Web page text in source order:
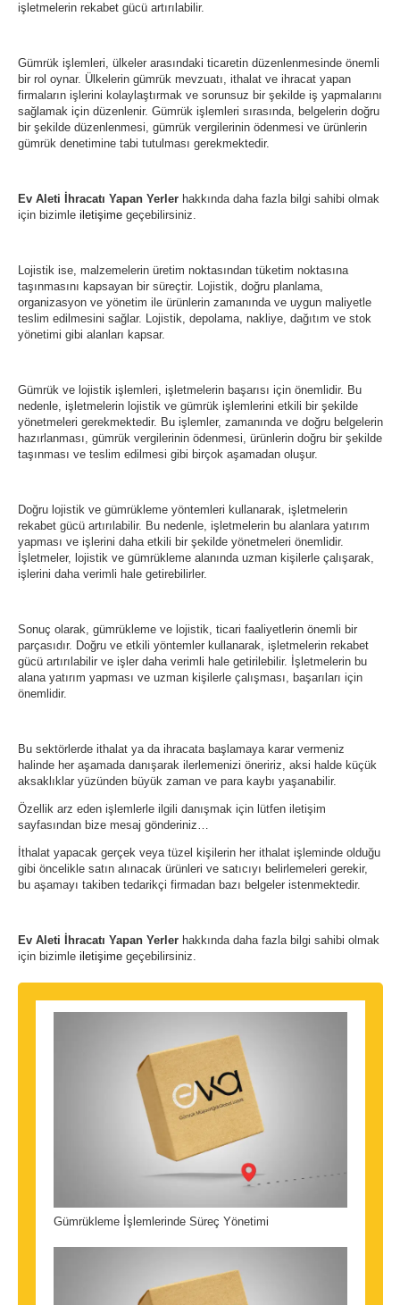
işletmelerin rekabet gücü artırılabilir.
Gümrük işlemleri, ülkeler arasındaki ticaretin düzenlenmesinde önemli
bir rol oynar. Ülkelerin gümrük mevzuatı, ithalat ve ihracat yapan
firmaların işlerini kolaylaştırmak ve sorunsuz bir şekilde iş yapmalarını
sağlamak için düzenlenir. Gümrük işlemleri sırasında, belgelerin doğru
bir şekilde düzenlenmesi, gümrük vergilerinin ödenmesi ve ürünlerin
gümrük denetimine tabi tutulması gerekmektedir.
Ev Aleti İhracatı Yapan Yerler hakkında daha fazla bilgi sahibi olmak
için bizimle iletişimegeçebilirsiniz.
Lojistik ise, malzemelerin üretim noktasından tüketim noktasına
taşınmasını kapsayan bir süreçtir. Lojistik, doğru planlama,
organizasyon ve yönetim ile ürünlerin zamanında ve uygun maliyetle
teslim edilmesini sağlar. Lojistik, depolama, nakliye, dağıtım ve stok
yönetimi gibi alanları kapsar.
Gümrük ve lojistik işlemleri, işletmelerin başarısı için önemlidir. Bu
nedenle, işletmelerin lojistik ve gümrük işlemlerini etkili bir şekilde
yönetmeleri gerekmektedir. Bu işlemler, zamanında ve doğru belgelerin
hazırlanması, gümrük vergilerinin ödenmesi, ürünlerin doğru bir şekilde
taşınması ve teslim edilmesi gibi birçok aşamadan oluşur.
Doğru lojistik ve gümrükleme yöntemleri kullanarak, işletmelerin
rekabet gücü artırılabilir. Bu nedenle, işletmelerin bu alanlara yatırım
yapması ve işlerini daha etkili bir şekilde yönetmeleri önemlidir.
İşletmeler, lojistik ve gümrükleme alanında uzman kişilerle çalışarak,
işlerini daha verimli hale getirebilirler.
Sonuç olarak, gümrükleme ve lojistik, ticari faaliyetlerin önemli bir
parçasıdır. Doğru ve etkili yöntemler kullanarak, işletmelerin rekabet
gücü artırılabilir ve işler daha verimli hale getirilebilir. İşletmelerin bu
alana yatırım yapması ve uzman kişilerle çalışması, başarıları için
önemlidir.
Bu sektörlerde ithalat ya da ihracata başlamaya karar vermeniz
halinde her aşamada danışarak ilerlemenizi öneririz, aksi halde küçük
aksaklıklar yüzünden büyük zaman ve para kaybı yaşanabilir.
Özellik arz eden işlemlerle ilgili danışmak için lütfen iletişim
sayfasından bize mesaj gönderiniz…
İthalat yapacak gerçek veya tüzel kişilerin her ithalat işleminde olduğu
gibi öncelikle satın alınacak ürünleri ve satıcıyı belirlemeleri gerekir,
bu aşamayı takiben tedarikçi firmadan bazı belgeler istenmektedir.
Ev Aleti İhracatı Yapan Yerler hakkında daha fazla bilgi sahibi olmak
için bizimle iletişimegeçebilirsiniz.
Gümrükleme İşlemlerinde Süreç Yönetimi